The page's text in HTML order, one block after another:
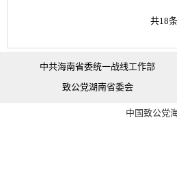
共18
中共海南省委统一战线工作部
致公党湖南省委会
中国致公党